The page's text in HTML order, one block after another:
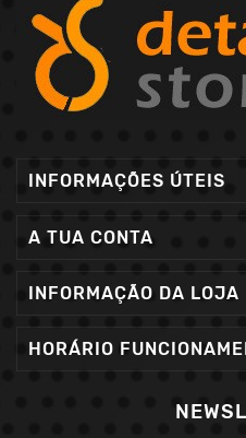
INFORMAÇÕES ÚTEIS
A TUA CONTA
INFORMAÇÃO DA LOJA
HORÁRIO